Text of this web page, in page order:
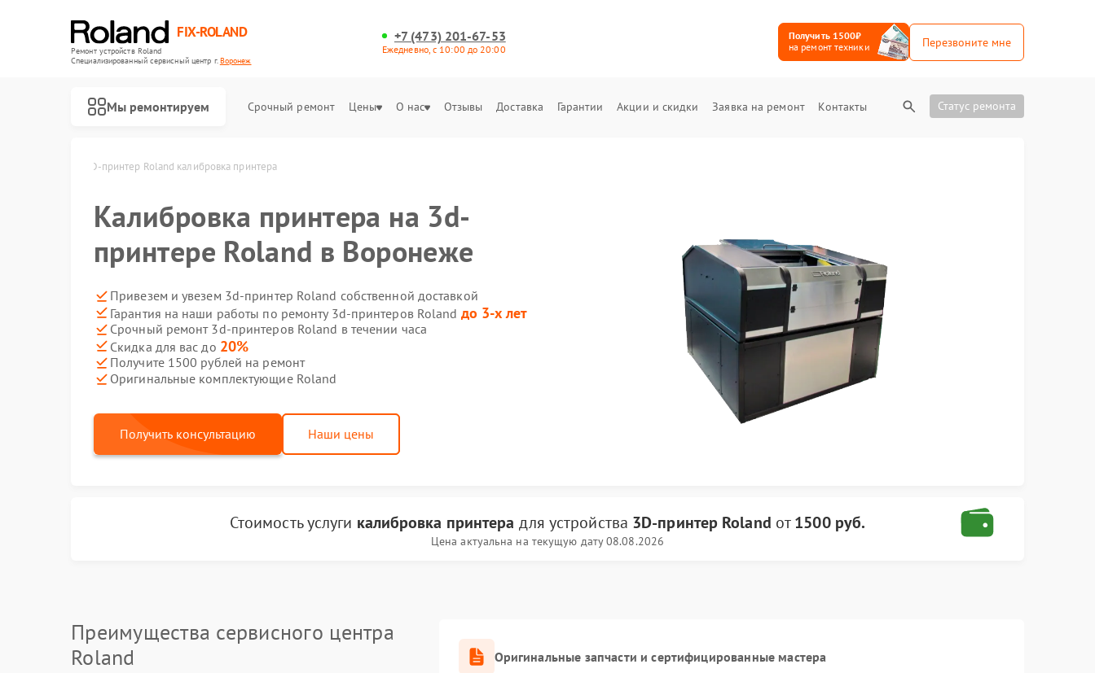
FIX-ROLAND
Ремонт устройств Roland
Специализированный cервисный центр г.Воронеж
+7 (473) 201-67-53
Ежедневно, с 10:00 до 20:00
Получить 1500₽
на ремонт техники
Перезвоните мне
Мы ремонтируем Срочный ремонт Цены О нас Отзывы Доставка Гарантии Акции и скидки Заявка на ремонт Контакты Статус ремонта
3D-принтер Roland калибровка принтера
Калибровка принтера на 3d-
принтере Roland в Воронеже
Привезем и увезем 3d-принтер Roland собственной доставкой
Гарантия на наши работы по ремонту 3d-принтеров Roland до 3-х лет
Срочный ремонт 3d-принтеров Roland в течении часа
Скидка для вас до 20%
Получите 1500 рублей на ремонт
Оригинальные комплектующие Roland
Получить консультацию Наши цены
Стоимость услуги калибровка принтера для устройства 3D-принтер Roland от1500 руб.
Цена актуальна на текущую дату 08.08.2026
Преимущества сервисного центра
Roland
Оригинальные запчасти и сертифицированные мастера